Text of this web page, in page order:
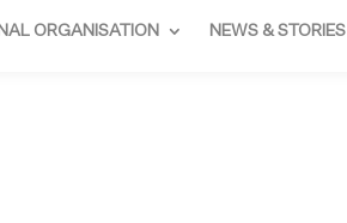
ORGANISATION NEWS & STORIES